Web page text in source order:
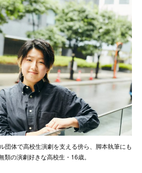
団体で高校生演劇を支える傍ら、脚本執筆にも
類の演劇好きな高校生・16歳。